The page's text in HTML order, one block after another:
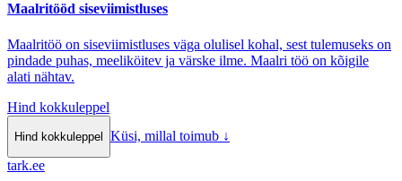
Maalritööd siseviimistluses
Maalritöö on siseviimistluses väga olulisel kohal, sest tulemuseks on
pindade puhas, meeliköitev ja värske ilme. Maalri töö on kõigile
alati nähtav.
Hind kokkuleppel
Hind kokkuleppel Küsi, millal toimub ↓
tark.ee